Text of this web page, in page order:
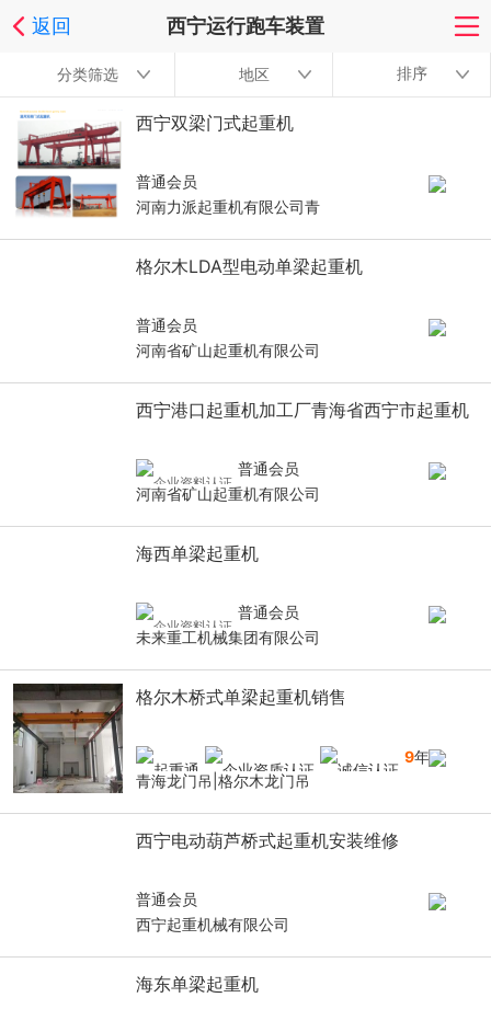
返回 西宁运行跑车装置
分类筛选 地区 排序
西宁双梁门式起重机
普通会员
河南力派起重机有限公司青
格尔木LDA型电动单梁起重机
普通会员
河南省矿山起重机有限公司
西宁港口起重机加工厂青海省西宁市起重机
普通会员
河南省矿山起重机有限公司
海西单梁起重机
普通会员
未来重工机械集团有限公司
格尔木桥式单梁起重机销售
9年
青海龙门吊|格尔木龙门吊
西宁电动葫芦桥式起重机安装维修
普通会员
西宁起重机械有限公司
海东单梁起重机